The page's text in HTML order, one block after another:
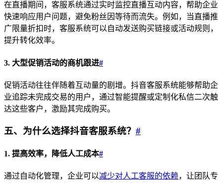
在直播期间，客服系统通过实时监控直播互动内容，帮助企业
快速响应用户问题，避免粉丝因等待而流失。例如，当直播推
广限量折扣时，客服系统可以自动发送购买链接或活动规则，
提升转化效率。
3. 大型促销活动的商机跟进#
促销活动往往伴随着互动量的剧增。抖音客服系统能够帮助企
业追踪未完成交易的用户，通过智能提醒或定制化私信二次触
达这些客户，激励其完成购买。
五、为什么选择抖音客服系统？ #
1. 提高效率，降低人工成本#
通过自动化管理，企业可以减少对人工客服的依赖，让团队专